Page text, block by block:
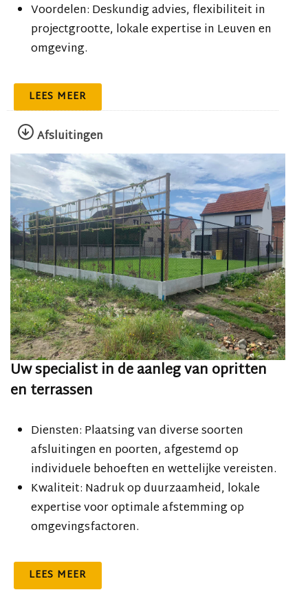
Voordelen: Deskundig advies, flexibiliteit in
projectgrootte, lokale expertise in Leuven en
omgeving.
LEES MEER
Afsluitingen
Uw specialist in de aanleg van opritten
en terrassen
Diensten: Plaatsing van diverse soorten
afsluitingen en poorten, afgestemd op
individuele behoeften en wettelijke vereisten.
Kwaliteit: Nadruk op duurzaamheid, lokale
expertise voor optimale afstemming op
omgevingsfactoren.
LEES MEER